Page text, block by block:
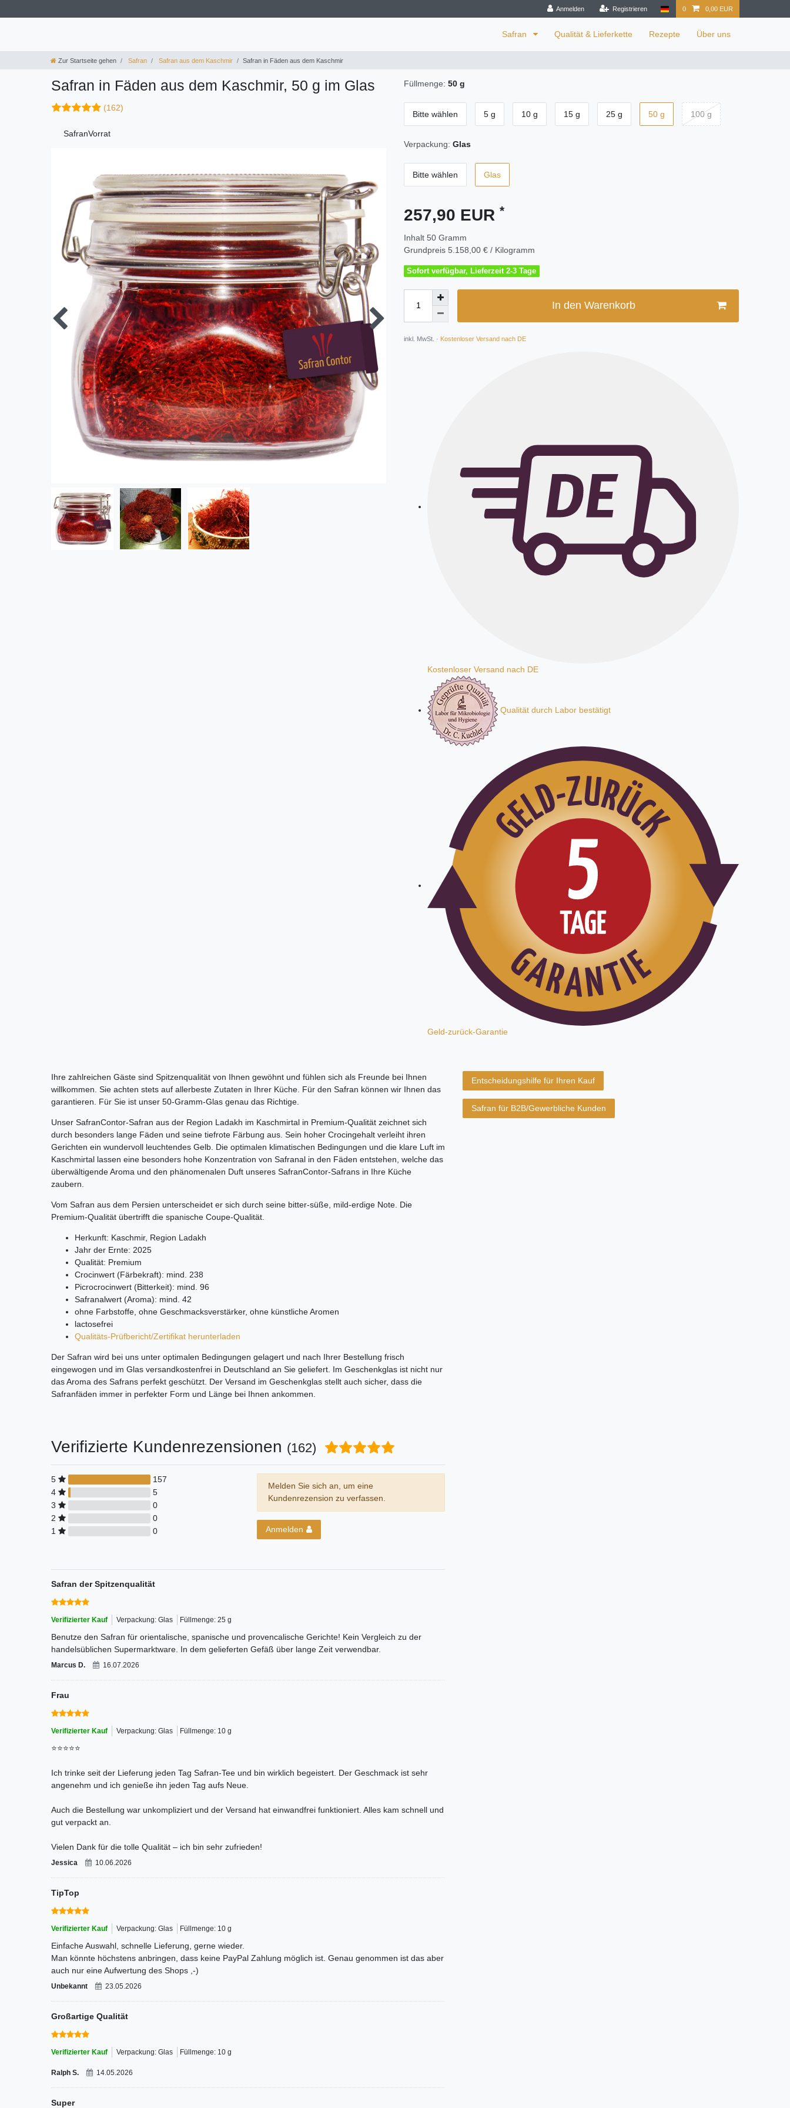
Anmelden Registrieren 0 0,00 EUR
Safran Qualität & Lieferkette Rezepte Über uns
Zur Startseite gehen Safran Safran aus dem Kaschmir Safran in Fäden aus dem Kaschmir
Safran in Fäden aus dem Kaschmir, 50 g im Glas
(162)
SafranVorrat
Füllmenge: 50 g
Bitte wählen 5 g 10 g 15 g 25 g 50 g 100 g
Verpackung: Glas
Bitte wählen Glas
257,90 EUR *
Inhalt 50 Gramm
Grundpreis 5.158,00 € / Kilogramm
Sofort verfügbar, Lieferzeit 2-3 Tage
In den Warenkorb
inkl. MwSt. · Kostenloser Versand nach DE
Kostenloser Versand nach DE
Qualität durch Labor bestätigt
Geld-zurück-Garantie
Ihre zahlreichen Gäste sind Spitzenqualität von Ihnen gewöhnt und fühlen sich als Freunde bei Ihnen
willkommen. Sie achten stets auf allerbeste Zutaten in Ihrer Küche. Für den Safran können wir Ihnen das
garantieren. Für Sie ist unser 50-Gramm-Glas genau das Richtige.
Unser SafranContor-Safran aus der Region Ladakh im Kaschmirtal in Premium-Qualität zeichnet sich
durch besonders lange Fäden und seine tiefrote Färbung aus. Sein hoher Crocingehalt verleiht ihren
Gerichten ein wundervoll leuchtendes Gelb. Die optimalen klimatischen Bedingungen und die klare Luft im
Kaschmirtal lassen eine besonders hohe Konzentration von Safranal in den Fäden entstehen, welche das
überwältigende Aroma und den phänomenalen Duft unseres SafranContor-Safrans in Ihre Küche
zaubern.
Vom Safran aus dem Persien unterscheidet er sich durch seine bitter-süße, mild-erdige Note. Die
Premium-Qualität übertrifft die spanische Coupe-Qualität.
Herkunft: Kaschmir, Region Ladakh
Jahr der Ernte: 2025
Qualität: Premium
Crocinwert (Färbekraft): mind. 238
Picrocrocinwert (Bitterkeit): mind. 96
Safranalwert (Aroma): mind. 42
ohne Farbstoffe, ohne Geschmacksverstärker, ohne künstliche Aromen
lactosefrei
Qualitäts-Prüfbericht/Zertifikat herunterladen
Der Safran wird bei uns unter optimalen Bedingungen gelagert und nach Ihrer Bestellung frisch
eingewogen und im Glas versandkostenfrei in Deutschland an Sie geliefert. Im Geschenkglas ist nicht nur
das Aroma des Safrans perfekt geschützt. Der Versand im Geschenkglas stellt auch sicher, dass die
Safranfäden immer in perfekter Form und Länge bei Ihnen ankommen.
Entscheidungshilfe für Ihren Kauf
Safran für B2B/Gewerbliche Kunden
Verifizierte Kundenrezensionen (162)
5
157
4
5
3
0
2
0
1
0
Melden Sie sich an, um eine
Kundenrezension zu verfassen.
Anmelden
Safran der Spitzenqualität
Verifizierter Kauf Verpackung: Glas Füllmenge: 25 g
Benutze den Safran für orientalische, spanische und provencalische Gerichte! Kein Vergleich zu der
handelsüblichen Supermarktware. In dem gelieferten Gefäß über lange Zeit verwendbar.
Marcus D. 16.07.2026
Frau
Verifizierter Kauf Verpackung: Glas Füllmenge: 10 g
⭐⭐⭐⭐⭐
Ich trinke seit der Lieferung jeden Tag Safran-Tee und bin wirklich begeistert. Der Geschmack ist sehr
angenehm und ich genieße ihn jeden Tag aufs Neue.
Auch die Bestellung war unkompliziert und der Versand hat einwandfrei funktioniert. Alles kam schnell und
gut verpackt an.
Vielen Dank für die tolle Qualität – ich bin sehr zufrieden!
Jessica 10.06.2026
TipTop
Verifizierter Kauf Verpackung: Glas Füllmenge: 10 g
Einfache Auswahl, schnelle Lieferung, gerne wieder.
Man könnte höchstens anbringen, dass keine PayPal Zahlung möglich ist. Genau genommen ist das aber
auch nur eine Aufwertung des Shops ,-)
Unbekannt 23.05.2026
Großartige Qualität
Verifizierter Kauf Verpackung: Glas Füllmenge: 10 g
Ralph S. 14.05.2026
Super